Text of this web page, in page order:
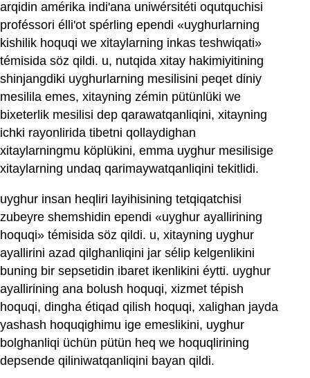
arqidin amérika indi'ana uniwérsitéti oqutquchisi
proféssori élli'ot spérling ependi «uyghurlarning
kishilik hoquqi we xitaylarning inkas teshwiqati»
témisida söz qildi. u, nutqida xitay hakimiyitining
shinjangdiki uyghurlarning mesilisini peqet diniy
mesilila emes, xitayning zémin pütünlüki we
bixeterlik mesilisi dep qarawatqanliqini, xitayning
ichki rayonlirida tibetni qollaydighan
xitaylarningmu köplükini, emma uyghur mesilisige
xitaylarning undaq qarimaywatqanliqini tekitlidi.
uyghur insan heqliri layihisining tetqiqatchisi
zubeyre shemshidin ependi «uyghur ayallirining
hoquqi» témisida söz qildi. u, xitayning uyghur
ayallirini azad qilghanliqini jar sélip kelgenlikini
buning bir sepsetidin ibaret ikenlikini éytti. uyghur
ayallirining ana bolush hoquqi, xizmet tépish
hoquqi, dingha étiqad qilish hoquqi, xalighan jayda
yashash hoquqighimu ige emeslikini, uyghur
bolghanliqi üchün pütün heq we hoquqlirining
depsende qiliniwatqanliqini bayan qildi.